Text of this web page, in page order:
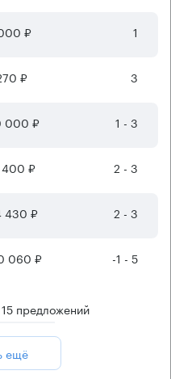
₽ 1
₽ 3
000 ₽ 1 - 3
400 ₽ 2 - 3
430 ₽ 2 - 3
060 ₽ -1 - 5
15предложений
ещё